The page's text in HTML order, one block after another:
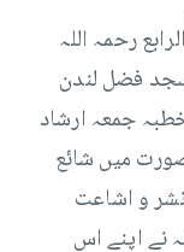
رحمہ اللہ
جون 1994ء کو مسجد فضل لندن
جمعہ ارشاد
میں شائع
و اشاعت
نے اپنے اس